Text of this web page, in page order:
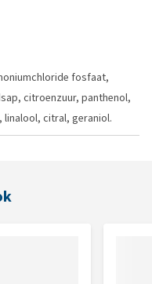
fosfaat,
citroenzuur, panthenol,
citral, geraniol.